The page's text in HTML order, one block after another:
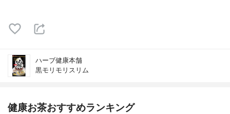
ハーブ健康本舗
黒モリモリスリム
健康お茶おすすめランキング